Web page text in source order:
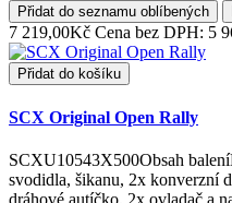
Přidat do seznamu oblíbených
7 219,00Kč Cena bez DPH: 5
Přidat do košíku
SCX Original Open Rally
SCXU10543X500Obsah
svodidla, šikanu, 2x konverzní